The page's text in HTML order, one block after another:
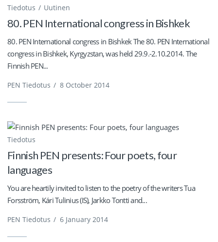
Tiedotus Uutinen
80. PEN International congress in Bishkek
80. PEN International congress in Bishkek The 80. PEN International
congress in Bishkek, Kyrgyzstan, was held 29.9.-2.10.2014. The
Finnish PEN...
PEN Tiedotus / 8 October 2014
Tiedotus
Finnish PEN presents: Four poets, four
languages
You are heartily invited to listen to the poetry of the writers Tua
Forsström, Kári Tulinius (IS), Jarkko Tontti and...
PEN Tiedotus / 6 January 2014